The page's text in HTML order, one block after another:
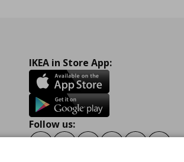
IKEA in Store App:
Follow us: